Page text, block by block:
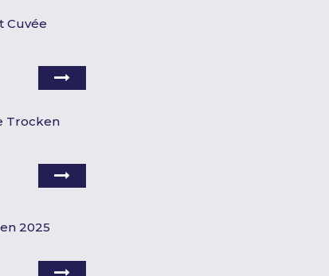
Cuvée
Trocken
2025